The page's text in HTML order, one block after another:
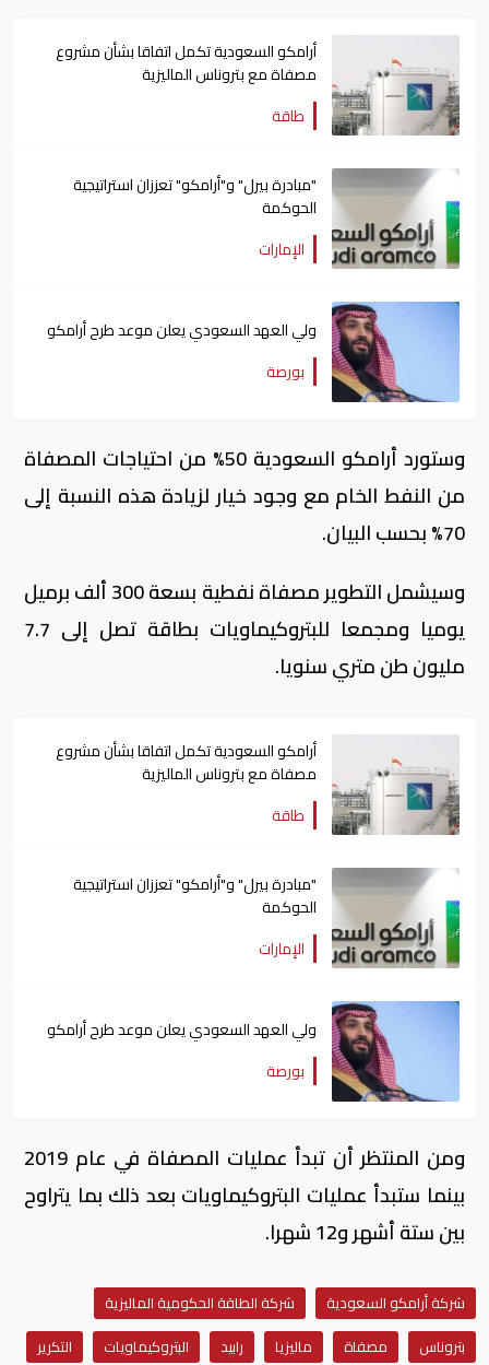
أرامكو السعودية تكمل اتفاقا بشأن مشروع
مصفاة مع بتروناس الماليزية
طاقة
"مبادرة بيرل" و"أرامكو" تعززان استراتيجية
الحوكمة
الإمارات
ولي العهد السعودي يعلن موعد طرح أرامكو
بورصة
وستورد أرامكو السعودية 50% من احتياجات المصفاة
من النفط الخام مع وجود خيار لزيادة هذه النسبة إلى
70% بحسب البيان.
وسيشمل التطوير مصفاة نفطية بسعة 300 ألف برميل
يوميا ومجمعا للبتروكيماويات بطاقة تصل إلى 7.7
مليون طن متري سنويا.
أرامكو السعودية تكمل اتفاقا بشأن مشروع
مصفاة مع بتروناس الماليزية
طاقة
"مبادرة بيرل" و"أرامكو" تعززان استراتيجية
الحوكمة
الإمارات
ولي العهد السعودي يعلن موعد طرح أرامكو
بورصة
ومن المنتظر أن تبدأ عمليات المصفاة في عام 2019
بينما ستبدأ عمليات البتروكيماويات بعد ذلك بما يتراوح
بين ستة أشهر و12 شهرا.
شركة أرامكو السعودية
شركة الطاقة الحكومية الماليزية
بتروناس
مصفاة ماليزيا رابيد البتروكيماويات
التكرير